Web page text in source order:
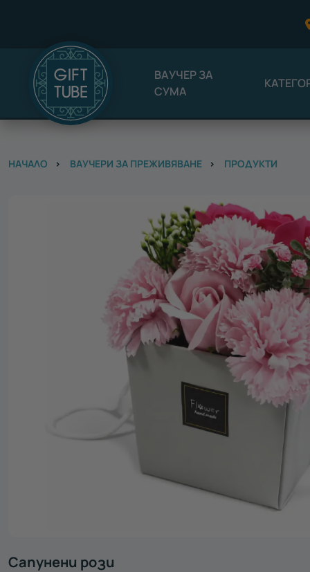
ВАУЧЕР ЗА
СУМА
НАЧАЛО ВАУЧЕРИ ЗА ПРЕЖИВЯВАНЕ ПРОДУКТИ
Сапунени рози